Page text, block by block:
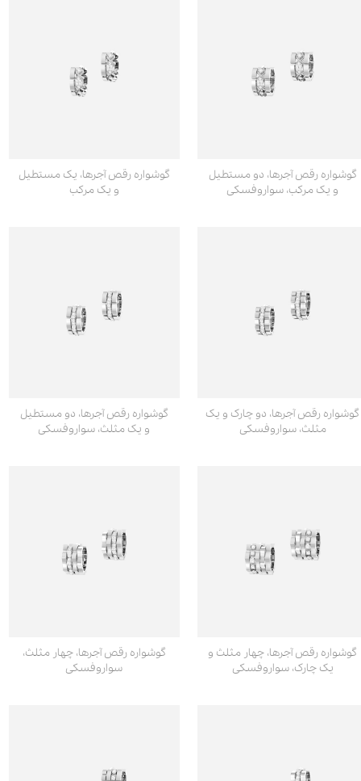
گوشواره رقص آجرها، دو مستطیل
و یک مرکب، سواروفسکی
گوشواره رقص آجرها، یک مستطیل
و یک مرکب
گوشواره رقص آجرها، دو چارک و یک
مثلث، سواروفسکی
گوشواره رقص آجرها، دو مستطیل
و یک مثلث، سواروفسکی
گوشواره رقص آجرها، چهار مثلث و
یک چارک، سواروفسکی
گوشواره رقص آجرها، چهار مثلث،
سواروفسکی